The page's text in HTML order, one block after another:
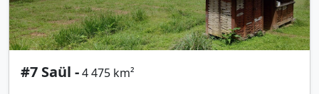
#7 Saül -4 475 km²